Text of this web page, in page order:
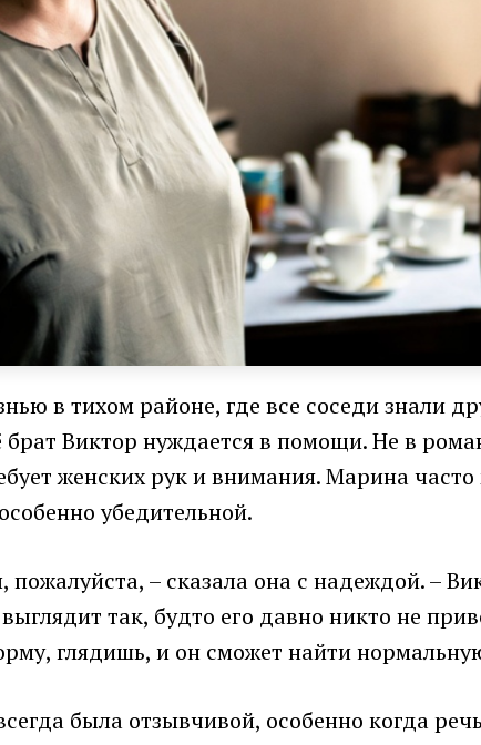
в тихом районе, где все соседи знали
Виктор нуждается в помощи. Не в
женских рук и внимания. Марина
убедительной.
– сказала она с надеждой. –
так, будто его давно никто не
глядишь, и он сможет найти
была отзывчивой, особенно когда